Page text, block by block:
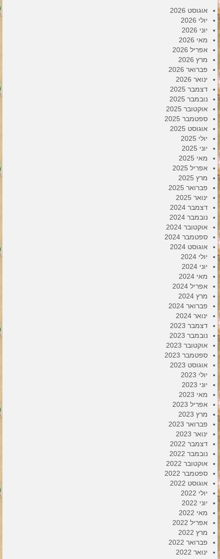
אוגוסט 2026
יולי 2026
יוני 2026
מאי 2026
אפריל 2026
מרץ 2026
פברואר 2026
ינואר 2026
דצמבר 2025
נובמבר 2025
אוקטובר 2025
ספטמבר 2025
אוגוסט 2025
יולי 2025
יוני 2025
מאי 2025
אפריל 2025
מרץ 2025
פברואר 2025
ינואר 2025
דצמבר 2024
נובמבר 2024
אוקטובר 2024
ספטמבר 2024
אוגוסט 2024
יולי 2024
יוני 2024
מאי 2024
אפריל 2024
מרץ 2024
פברואר 2024
ינואר 2024
דצמבר 2023
נובמבר 2023
אוקטובר 2023
ספטמבר 2023
אוגוסט 2023
יולי 2023
יוני 2023
מאי 2023
אפריל 2023
מרץ 2023
פברואר 2023
ינואר 2023
דצמבר 2022
נובמבר 2022
אוקטובר 2022
ספטמבר 2022
אוגוסט 2022
יולי 2022
יוני 2022
מאי 2022
אפריל 2022
מרץ 2022
פברואר 2022
ינואר 2022